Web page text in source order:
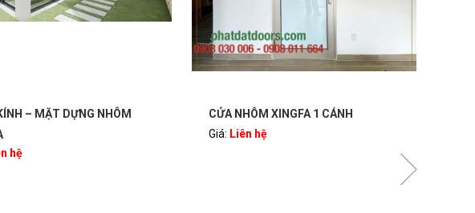
CỬA NHÔM XINGFA 1 CÁNH
Giá:
CỬA NHÔM XINGFA - CỬA SỔ MỞ
QUAY 4 CÁNH KÍNH HỘP NAN ĐỒNG